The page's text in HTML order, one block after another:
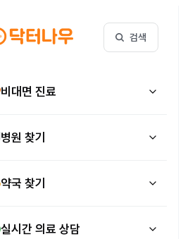
검색
비대면 진료
병원 찾기
약국 찾기
실시간 의료 상담